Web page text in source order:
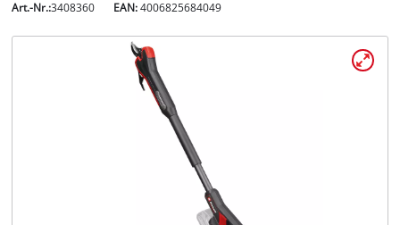
Art.-Nr.:3408360 EAN:4006825684049